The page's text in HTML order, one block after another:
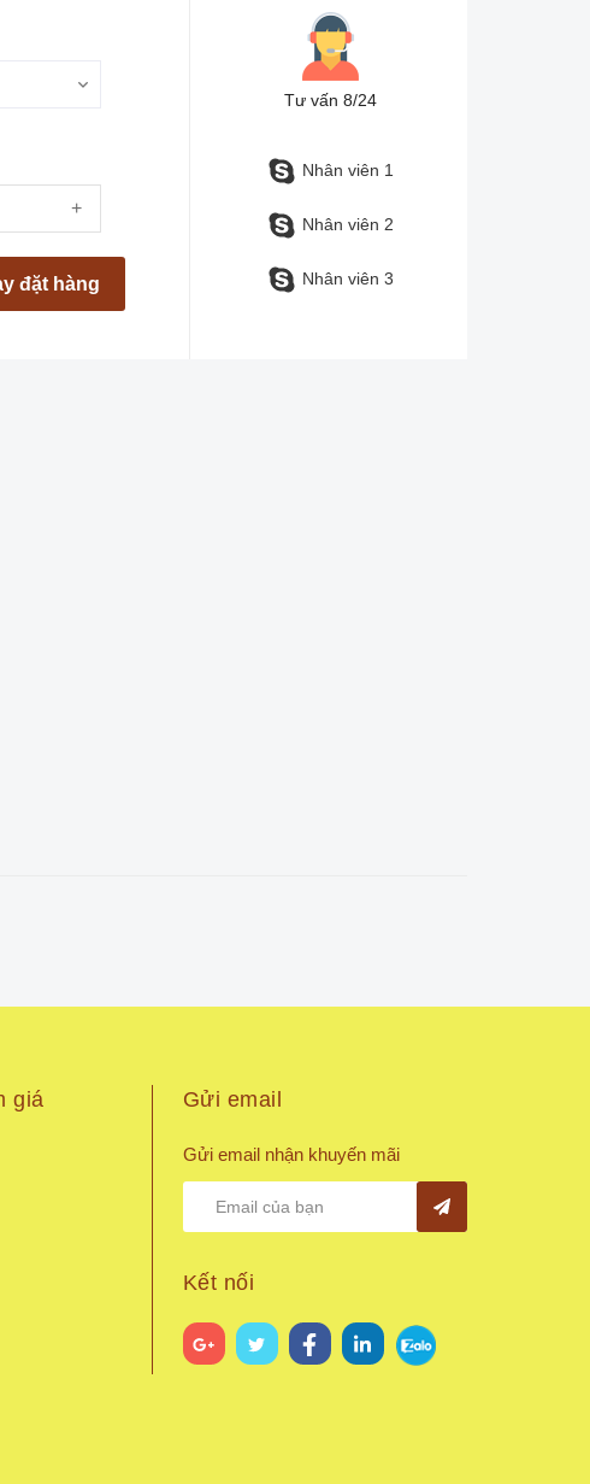
+
đặt hàng
Tư vấn 8/24
Nhân viên 1
Nhân viên 2
Nhân viên 3
giá Gửi email
Gửi email nhận khuyến mãi
Kết nối